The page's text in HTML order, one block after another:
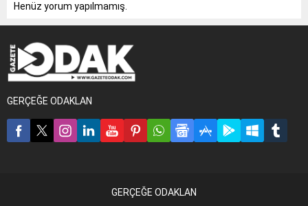
Henüz yorum yapılmamış.
GERÇEĞE ODAKLAN
GERÇEĞE ODAKLAN